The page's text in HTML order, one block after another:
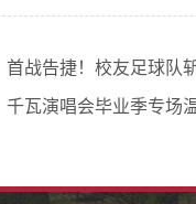
首战告捷！校友足球队
千瓦演唱会毕业季专场